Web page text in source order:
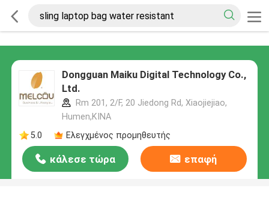
Dongguan Maiku Digital Technology Co.,
Ltd.
Rm 201, 2/F, 20 Jiedong Rd, Xiaojiejiao,
Humen,ΚΙΝΑ
5.0
Ελεγχμένος προμηθευτής
κάλεσε τώρα επαφή